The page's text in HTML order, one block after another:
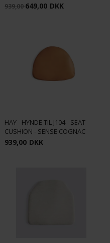
939,00649,00 DKK
HAY - HYNDE TIL J104 - SEAT
CUSHION - SENSE COGNAC
939,00 DKK